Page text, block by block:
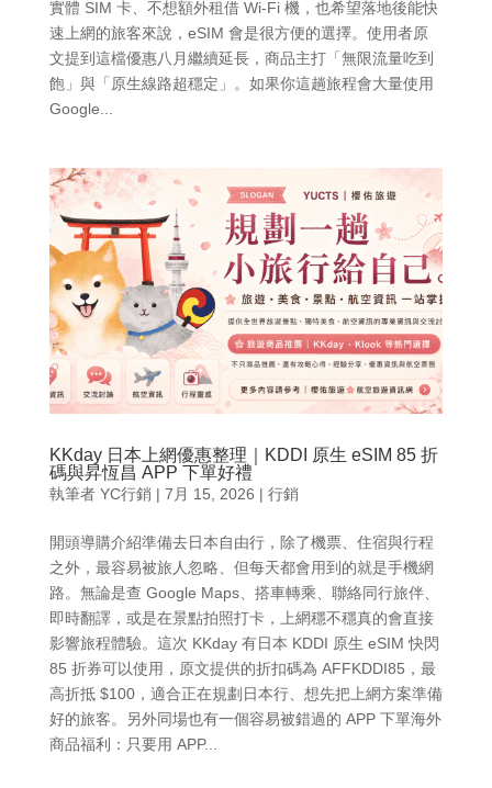
實體 SIM 卡、不想額外租借 Wi-Fi 機，也希望落地後能快
速上網的旅客來說，eSIM 會是很方便的選擇。使用者原
文提到這檔優惠八月繼續延長，商品主打「無限流量吃到
飽」與「原生線路超穩定」。如果你這趟旅程會大量使用
Google...
KKday 日本上網優惠整理｜KDDI 原生 eSIM 85 折
碼與昇恆昌 APP 下單好禮
執筆者 YC行銷| 7月 15, 2026 | 行銷
開頭導購介紹準備去日本自由行，除了機票、住宿與行程
之外，最容易被旅人忽略、但每天都會用到的就是手機網
路。無論是查 Google Maps、搭車轉乘、聯絡同行旅伴、
即時翻譯，或是在景點拍照打卡，上網穩不穩真的會直接
影響旅程體驗。這次 KKday 有日本 KDDI 原生 eSIM 快閃
85 折券可以使用，原文提供的折扣碼為 AFFKDDI85，最
高折抵 $100，適合正在規劃日本行、想先把上網方案準備
好的旅客。另外同場也有一個容易被錯過的 APP 下單海外
商品福利：只要用 APP...